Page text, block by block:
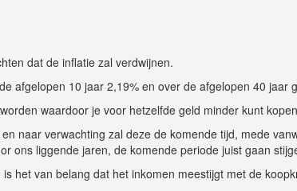
dat de inflatie zal verdwijnen.
afgelopen 10 jaar 2,19% en over de afgelopen 40 jaar
waardoor je voor hetzelfde geld minder kunt
naar verwachting zal deze de komende tijd, mede
ons liggende jaren, de komende periode juist gaan
het van belang dat het inkomen meestijgt met de